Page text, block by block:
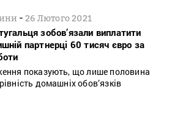
-26 Лютого 2021
зобов’язали виплатити
партнерці 60 тисяч євро за
показують, що лише половина
домашніх обов’язків